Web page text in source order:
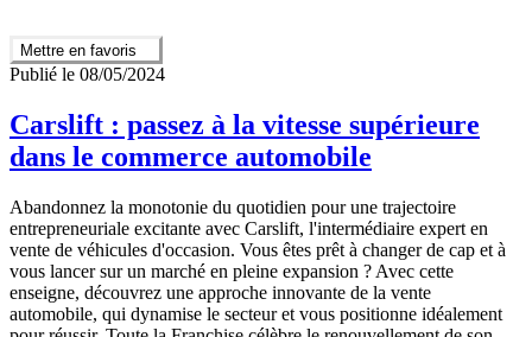
Mettre en favoris
Publié le 08/05/2024
Carslift : passez à la vitesse supérieure
dans le commerce automobile
Abandonnez la monotonie du quotidien pour une trajectoire
entrepreneuriale excitante avec Carslift, l'intermédiaire expert en
vente de véhicules d'occasion. Vous êtes prêt à changer de cap et à
vous lancer sur un marché en pleine expansion ? Avec cette
enseigne, découvrez une approche innovante de la vente
automobile, qui dynamise le secteur et vous positionne idéalement